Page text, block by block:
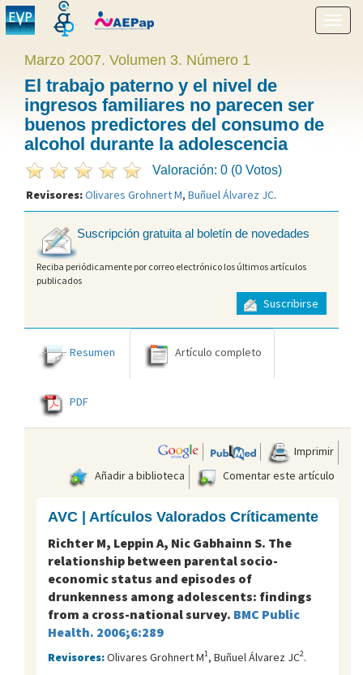
menú
Marzo 2007. Volumen 3. Número 1
El trabajo paterno y el nivel de
ingresos familiares no parecen ser
buenos predictores del consumo de
alcohol durante la adolescencia
Valoración: 0 (0 Votos)
Revisores:Olivares Grohnert M, Buñuel Álvarez JC.
Suscripción gratuita al boletín de novedades
Reciba periódicamente por correo electrónico los últimos artículos
publicados
Suscribirse
Resumen Artículo completo
PDF
Imprimir
Añadir a biblioteca
Comentar este artículo
AVC | Artículos Valorados Críticamente
Richter M, Leppin A, Nic Gabhainn S. The
relationship between parental socio-
economic status and episodes of
drunkenness among adolescents: findings
from a cross-national survey. BMC Public
Health. 2006;6:289
Revisores:Olivares Grohnert M1, Buñuel Álvarez JC2.